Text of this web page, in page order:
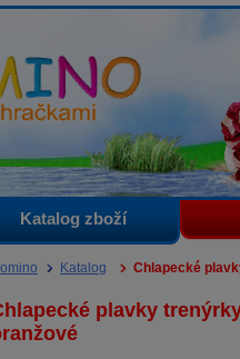
Katalog zboží
Katalog Chlapecké
plavky